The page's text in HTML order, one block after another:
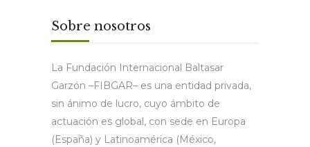
Sobre nosotros
La Fundación Internacional Baltasar
Garzón –FIBGAR– es una entidad privada,
sin ánimo de lucro, cuyo ámbito de
actuación es global, con sede en Europa
(España) y Latinoamérica (México,